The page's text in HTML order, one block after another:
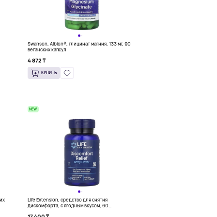
Swanson, Albion®, глицинат магния, 133 мг, 90
веганских капсул
4 872 ₸
КУПИТЬ
NEW
Life Extension, средство для снятия
дискомфорта, с ягодным вкусом, 60